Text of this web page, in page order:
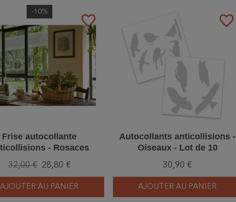
favorite_border
-10%
Frise autocollante
- Rosaces
100x60 cm
32,00 € 28,80 €
AJOUTER AU PANIER
favorite_border
Autocollants anticollisions -
Oiseaux - Lot de 10
30,90 €
AJOUTER AU PANIER